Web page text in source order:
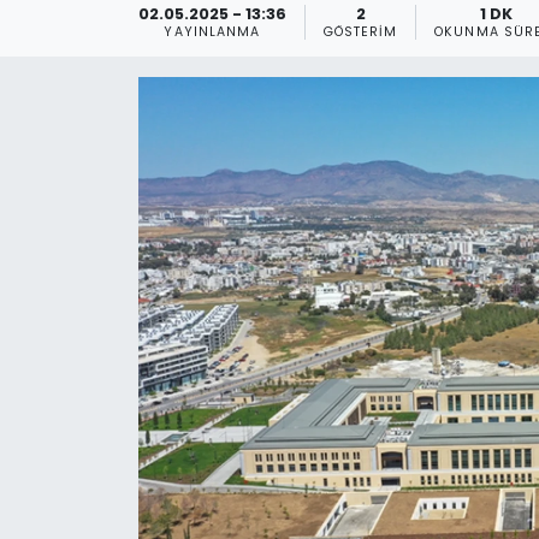
02.05.2025 - 13:36
YAYINLANMA
2
GÖSTERIM
1 DK
OKUNMA
KKTC YEREL SEÇİM 2018
Kültür Sanat
Magazin
Nöbetçi Eczaneler
Otomobil Dünyası